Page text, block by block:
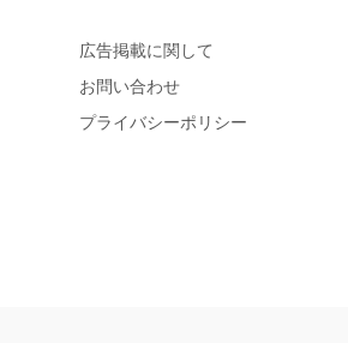
広告掲載に関して
お問い合わせ
プライバシーポリシー